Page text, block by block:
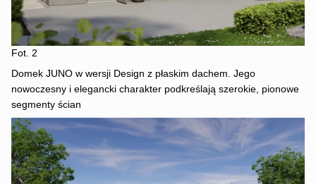
Fot. 2
Domek JUNO w wersji Design z płaskim dachem. Jego
nowoczesny i elegancki charakter podkreślają szerokie, pionowe
segmenty ścian